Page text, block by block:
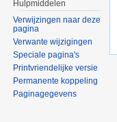
Hulpmiddelen
Verwijzingen naar deze
pagina
Verwante wijzigingen
Speciale pagina's
Printvriendelijke versie
Permanente koppeling
Paginagegevens